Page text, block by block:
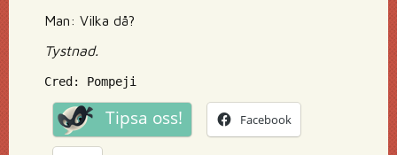
Man: Vilka då?
Tystnad.
Cred: Pompeji
Tipsa oss! Facebook